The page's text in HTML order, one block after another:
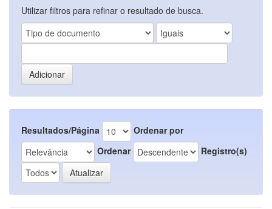
Utilizar filtros para refinar o resultado de busca.
Resultados/Página
Ordenar por
Ordenar
Registro(s)